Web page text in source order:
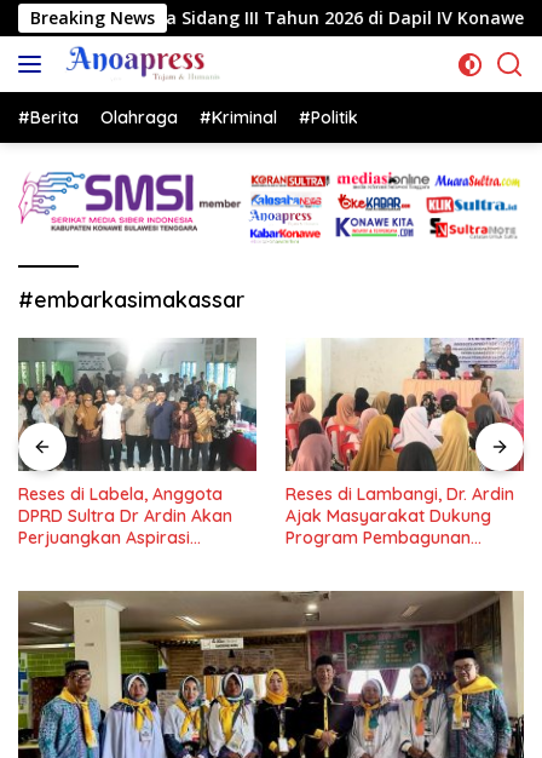
Langsung
ke
konten
Breaking News
Sidang III Tahun 2026 di Dapil IV Konawe Reses di
#Berita Olahraga #Kriminal #Politik
#embarkasimakassar
Reses di Labela, Anggota
DPRD Sultra Dr Ardin Akan
Perjuangkan Aspirasi
Reses di Lambangi, Dr. Ardin
Ajak Masyarakat Dukung
Program Pembagunan